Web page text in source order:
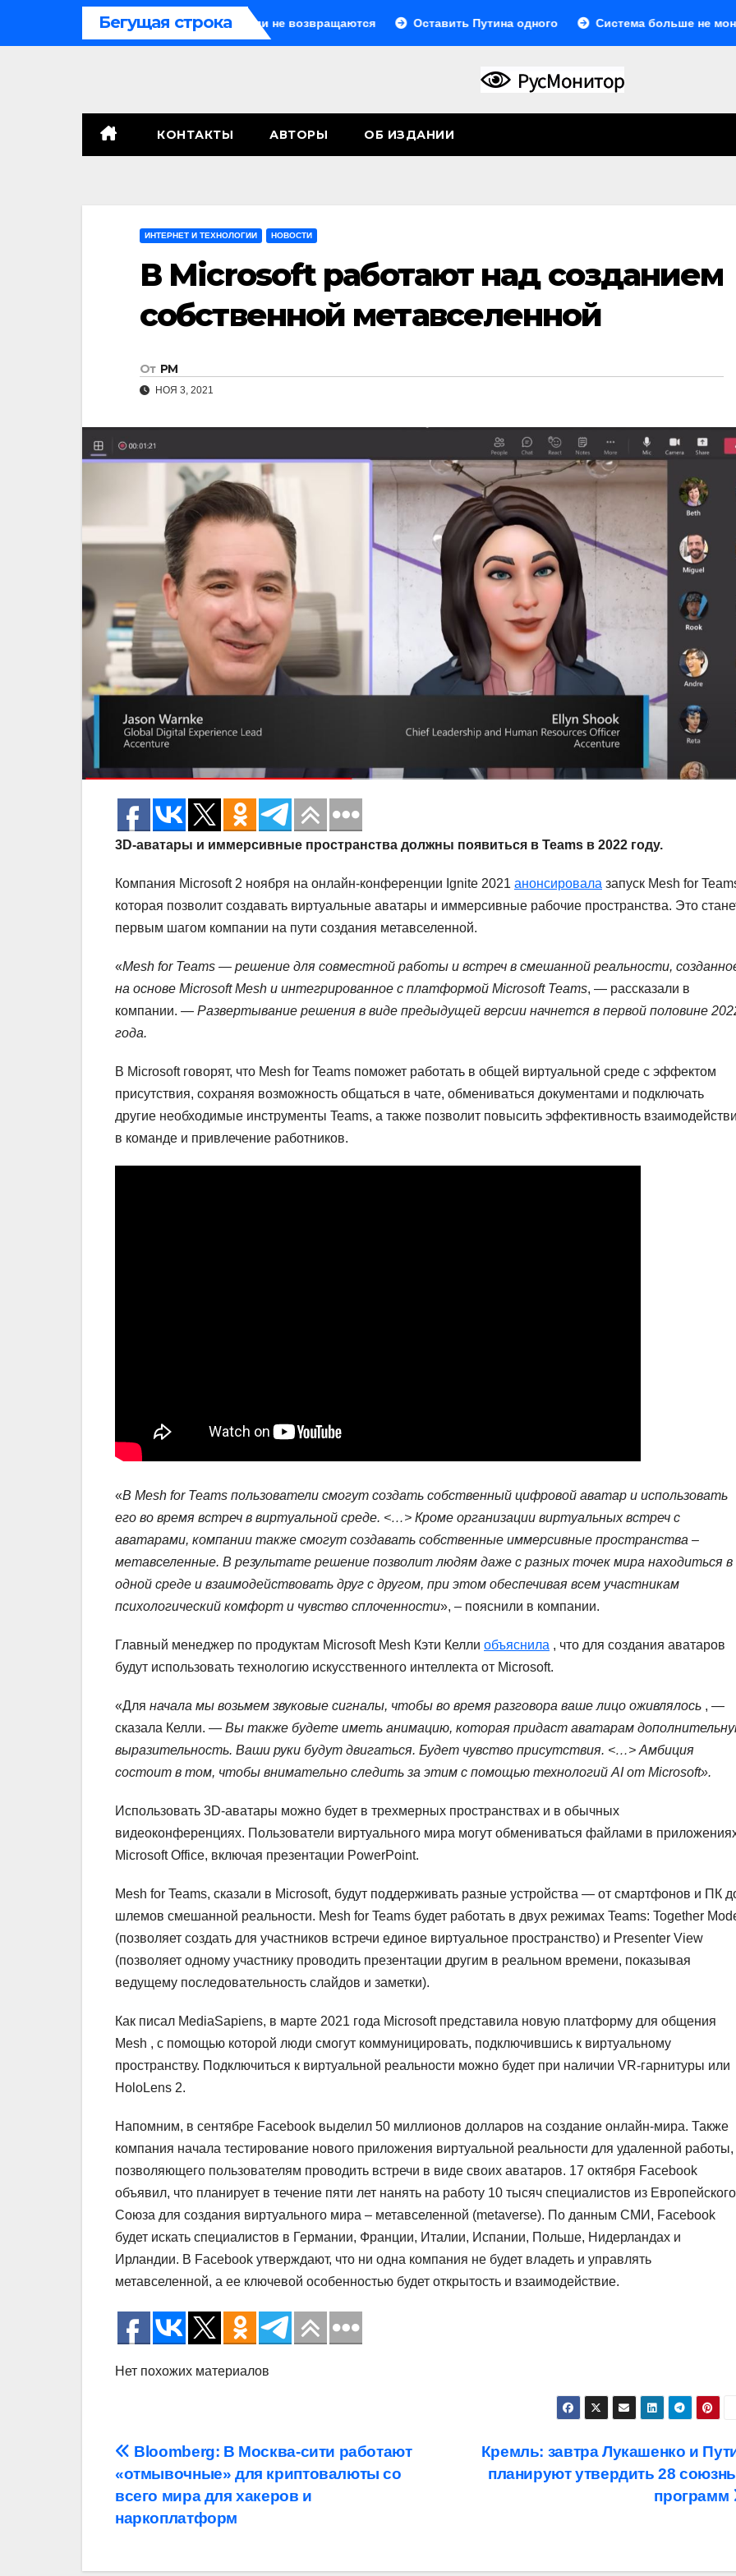
Бегущая строка
Иногда они возвращаются… Или не возвращаются Оставить Путина одного Система больше не монолитна
КОНТАКТЫ АВТОРЫ ОБ ИЗДАНИИ
ИНТЕРНЕТ И ТЕХНОЛОГИИ НОВОСТИ
В Microsoft работают над созданием
собственной метавселенной
От РМ
НОЯ 3, 2021
3D-аватары и иммерсивные пространства должны появиться в Teams в 2022 году.
Компания Microsoft 2 ноября на онлайн-конференции Ignite 2021 анонсировала запуск Mesh for
которая позволит создавать виртуальные аватары и иммерсивные рабочие пространства. Это
первым шагом компании на пути создания метавселенной.
«Mesh forTeams — решение для совместной работы и встреч в смешанной реальности,
на основе MicrosoftMesh и интегрированное с платформой MicrosoftTeams, — рассказали в
компании. — Развертывание решения в виде предыдущей версии начнется в первой половине
года.
В Microsoft говорят, что Mesh for Teams поможет работать в общей виртуальной среде с эффектом
присутствия, сохраняя возможность общаться в чате, обмениваться документами и подключать
другие необходимые инструменты Teams, а также позволит повысить эффективность
в команде и привлечение работников.
«В Mesh forTeams пользователи смогут создать собственный цифровой аватар и использовать
его во время встреч в виртуальной среде. <…> Кроме организации виртуальных встреч с
аватарами, компании также смогут создавать собственные иммерсивные пространства –
метавселенные. В результате решение позволит людям даже с разных точек мира находиться в
одной среде и взаимодействовать друг с другом, при этом обеспечивая всем участникам
психологический комфорт и чувство сплоченности», – пояснили в компании.
Главный менеджер по продуктам Microsoft Mesh Кэти Келли объяснила , что для создания аватаров
будут использовать технологию искусственного интеллекта от Microsoft.
«Для начала мы возьмем звуковые сигналы, чтобы во время разговора ваше лицо оживлялось , —
сказала Келли. — Вы также будете иметь анимацию, которая придаст аватарам
выразительность. Ваши руки будут двигаться. Будет чувство присутствия. <…> Амбиция
состоит в том, чтобы внимательно следить за этим с помощью технологий AIот Microsoft».
Использовать 3D-аватары можно будет в трехмерных пространствах и в обычных
видеоконференциях. Пользователи виртуального мира могут обмениваться файлами в
Microsoft Office, включая презентации PowerPoint.
Mesh for Teams, сказали в Microsoft, будут поддерживать разные устройства — от смартфонов и ПК
шлемов смешанной реальности. Mesh for Teams будет работать в двух режимах Teams: Together
(позволяет создать для участников встречи единое виртуальное пространство) и Presenter View
(позволяет одному участнику проводить презентации другим в реальном времени, показывая
ведущему последовательность слайдов и заметки).
Как писал MediaSapiens, в марте 2021 года Microsoft представила новую платформу для общения
Mesh , с помощью которой люди смогут коммуницировать, подключившись к виртуальному
пространству. Подключиться к виртуальной реальности можно будет при наличии VR-гарнитуры или
HoloLens 2.
Напомним, в сентябре Facebook выделил 50 миллионов долларов на создание онлайн-мира. Также
компания начала тестирование нового приложения виртуальной реальности для удаленной работы,
позволяющего пользователям проводить встречи в виде своих аватаров. 17 октября Facebook
объявил, что планирует в течение пяти лет нанять на работу 10 тысяч специалистов из Европейского
Союза для создания виртуального мира – метавселенной (metaverse). По данным СМИ, Facebook
будет искать специалистов в Германии, Франции, Италии, Испании, Польше, Нидерландах и
Ирландии. В Facebook утверждают, что ни одна компания не будет владеть и управлять
метавселенной, а ее ключевой особенностью будет открытость и взаимодействие.
Нет похожих материалов
Навигация
по
записям
Кремль: завтра Лукашенко и
планируют утвердить 28
программ
Bloomberg: В Москва-сити работают
«отмывочные» для криптовалюты со
всего мира для хакеров и
наркоплатформ